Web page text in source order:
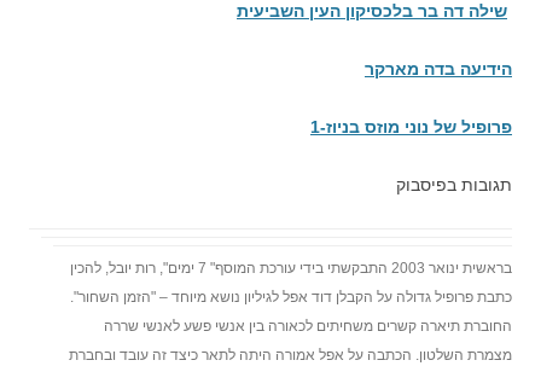
שילה דה בר בלכסיקון העין השביעית
הידיעה בדה מארקר
פרופיל של נוני מוזס בניוז-1
תגובות בפיסבוק
בראשית ינואר 2003 התבקשתי בידי עורכת המוסף" 7 ימים", רות יובל, להכין
כתבת פרופיל גדולה על הקבלן דוד אפל לגיליון נושא מיוחד – "הזמן השחור".
החוברת תיארה קשרים משחיתים לכאורה בין אנשי פשע לאנשי שררה
מצמרת השלטון. הכתבה על אפל אמורה היתה לתאר כיצד זה עובד ובחברת